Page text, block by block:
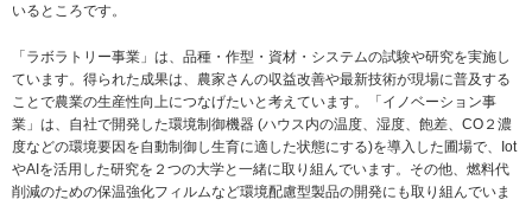
いるところです。
「ラボラトリー事業」は、品種・作型・資材・システムの試験や研究を実施し
ています。得られた成果は、農家さんの収益改善や最新技術が現場に普及する
ことで農業の生産性向上につなげたいと考えています。「イノベーション事
業」は、自社で開発した環境制御機器 (ハウス内の温度、湿度、飽差、CO２濃
度などの環境要因を自動制御し生育に適した状態にする)を導入した圃場で、Iot
やAIを活用した研究を２つの大学と一緒に取り組んでいます。その他、燃料代
削減のための保温強化フィルムなど環境配慮型製品の開発にも取り組んでいま